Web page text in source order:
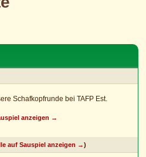
Schafkopfrunde bei TAFP Est.
anzeigen →
auf Sauspiel anzeigen →)